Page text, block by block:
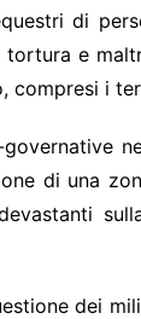
di
e
i
di una
dei